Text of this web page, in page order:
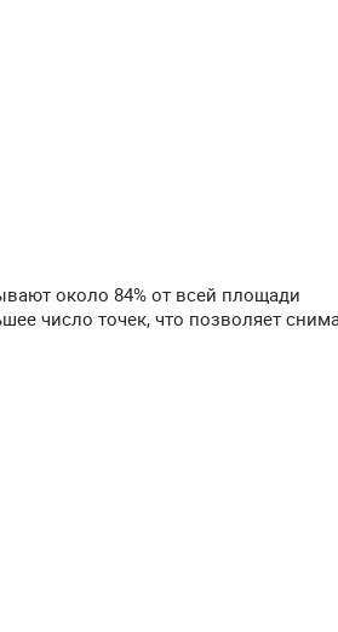
около 84% от всей площади
число точек, что позволяет